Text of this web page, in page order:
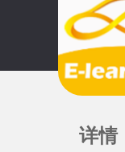
详情